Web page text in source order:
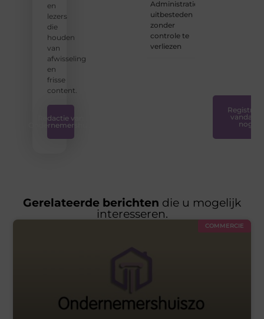
en
lezers
die
houden
van
afwisseling
en
frisse
content.
Redactie van
Ondernemershuis
Administratie
uitbesteden
zonder
controle te
verliezen
Registreer
vandaag
nog
Gerelateerde berichten die u mogelijk
interesseren.
COMMERCIE